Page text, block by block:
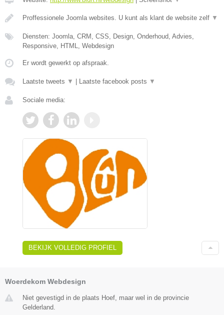
Proffessionele Joomla websites. U kunt als klant de website zelf ▼
Diensten: Joomla, CRM, CSS, Design, Onderhoud, Advies,
Responsive, HTML, Webdesign
Er wordt gewerkt op afspraak.
Laatste tweets ▼ Laatste facebook posts ▼
Sociale media:
BEKIJK VOLLEDIG PROFIEL
Woerdekom Webdesign
Niet gevestigd in de plaats Hoef, maar wel in de provincie
Gelderland.